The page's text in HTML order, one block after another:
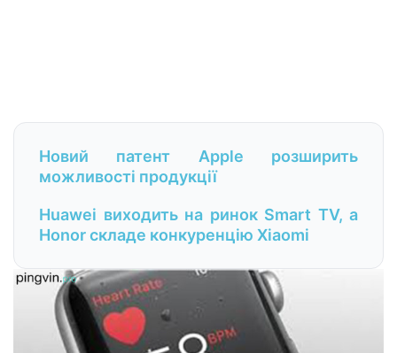
Новий патент Apple розширить
можливості продукції
Huawei виходить на ринок Smart TV, а
Honor складе конкуренцію Xiaomi